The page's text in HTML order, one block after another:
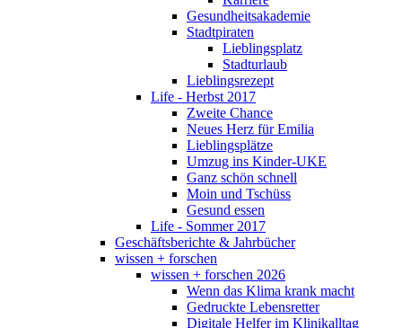
Gesundheitsakademie
Stadtpiraten
Lieblingsplatz
Stadturlaub
Lieblingsrezept
Life - Herbst 2017
Zweite Chance
Neues Herz für Emilia
Lieblingsplätze
Umzug ins Kinder-UKE
Ganz schön schnell
Moin und Tschüss
Gesund essen
Life - Sommer 2017
Geschäftsberichte & Jahrbücher
wissen + forschen
wissen + forschen 2026
Wenn das Klima krank macht
Gedruckte Lebensretter
Digitale Helfer im Klinikalltag